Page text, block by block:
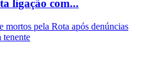
ligação com...